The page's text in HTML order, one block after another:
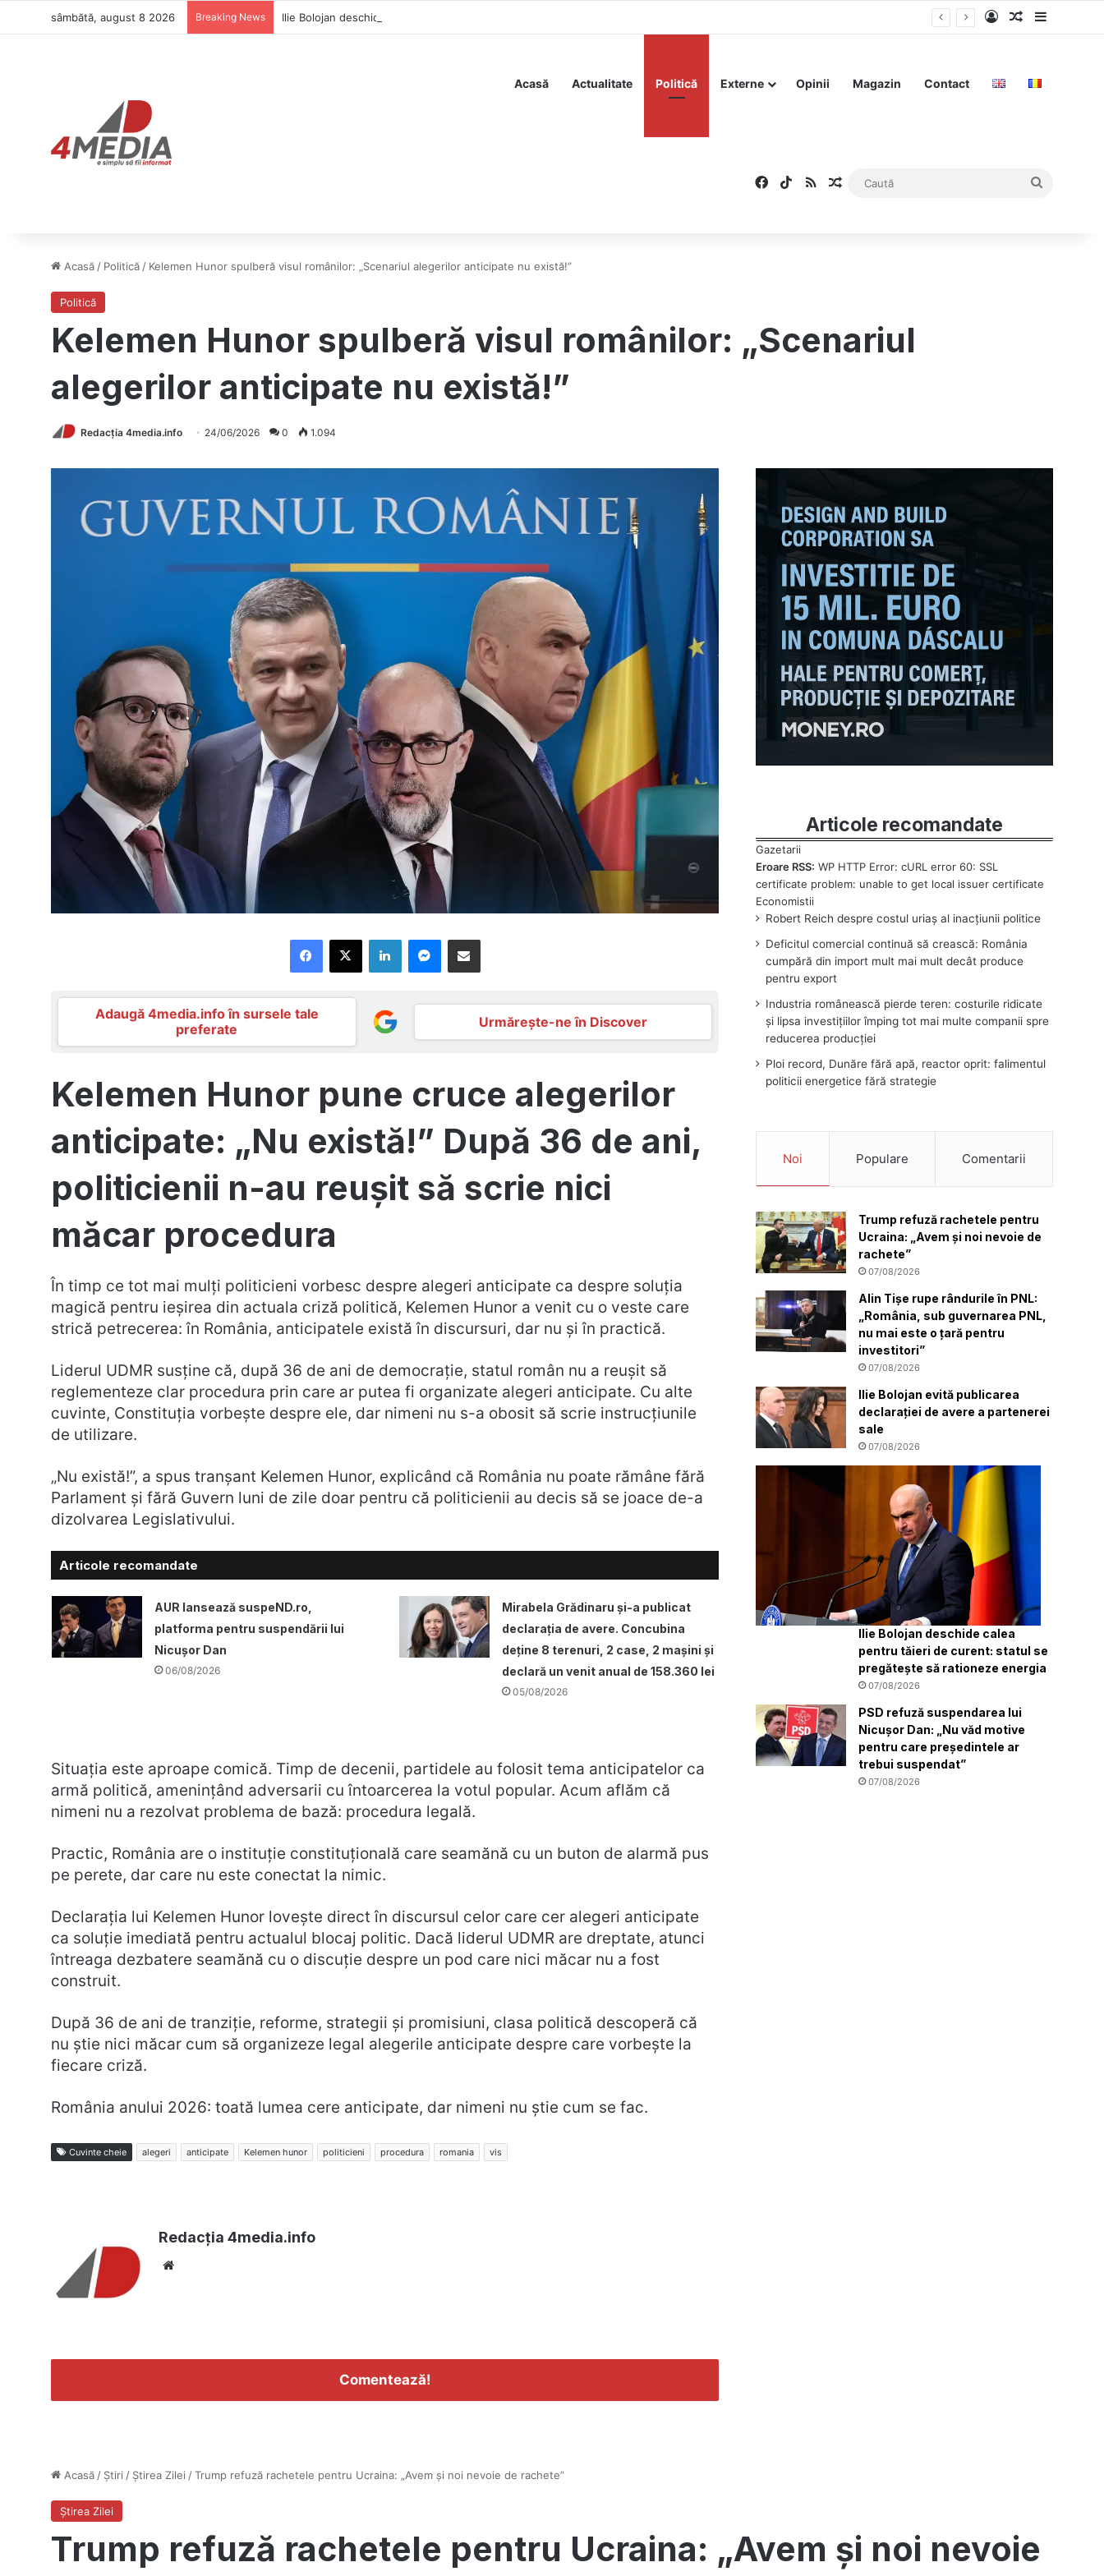
sâmbătă, august 8 2026 Breaking News Ilie Bolojan deschide calea pentru tăieri de curent: statul se pregătește să rationeze energia Log InArticolSidebar
Acasă Actualitate Politică Externe Opinii Magazin Contact
Facebook
TikTok
RSSArticol aleatoriu
Acasă / Politică / Kelemen Hunor spulberă visul românilor: „Scenariul alegerilor anticipate nu există!”
Politică
Kelemen Hunor spulberă visul românilor: „Scenariul
alegerilor anticipate nu există!”
Redacția 4media.info 24/06/2026 0 1.094
Facebook
X LinkedInMessenger
Distribuie prin mail
Adaugă 4media.info în sursele tale
preferate
Urmărește-ne în Discover
Kelemen Hunor pune cruce alegerilor
anticipate: „Nu există!” După 36 de ani,
politicienii n-au reușit să scrie nici
măcar procedura
În timp ce tot mai mulți politicieni vorbesc despre alegeri anticipate ca despre soluția
magică pentru ieșirea din actuala criză politică, Kelemen Hunor a venit cu o veste care
strică petrecerea: în România, anticipatele există în discursuri, dar nu și în practică.
Liderul UDMR susține că, după 36 de ani de democrație, statul român nu a reușit să
reglementeze clar procedura prin care ar putea fi organizate alegeri anticipate. Cu alte
cuvinte, Constituția vorbește despre ele, dar nimeni nu s-a obosit să scrie instrucțiunile
de utilizare.
„Nu există!”, a spus tranșant Kelemen Hunor, explicând că România nu poate rămâne fără
Parlament și fără Guvern luni de zile doar pentru că politicienii au decis să se joace de-a
dizolvarea Legislativului.
Articole recomandate
AUR lansează suspeND.ro,
platforma pentru suspendării lui
Nicușor Dan
06/08/2026
Mirabela Grădinaru și-a publicat
declarația de avere. Concubina
deține 8 terenuri, 2 case, 2 mașini și
declară un venit anual de 158.360 lei
05/08/2026
Situația este aproape comică. Timp de decenii, partidele au folosit tema anticipatelor ca
armă politică, amenințând adversarii cu întoarcerea la votul popular. Acum aflăm că
nimeni nu a rezolvat problema de bază: procedura legală.
Practic, România are o instituție constituțională care seamănă cu un buton de alarmă pus
pe perete, dar care nu este conectat la nimic.
Declarația lui Kelemen Hunor lovește direct în discursul celor care cer alegeri anticipate
ca soluție imediată pentru actualul blocaj politic. Dacă liderul UDMR are dreptate, atunci
întreaga dezbatere seamănă cu o discuție despre un pod care nici măcar nu a fost
construit.
După 36 de ani de tranziție, reforme, strategii și promisiuni, clasa politică descoperă că
nu știe nici măcar cum să organizeze legal alegerile anticipate despre care vorbește la
fiecare criză.
România anului 2026: toată lumea cere anticipate, dar nimeni nu știe cum se fac.
Cuvinte cheie alegeri anticipate Kelemen hunor politicieni procedura romania vis
Redacția 4media.info
Comentează!
Articole recomandate
Eroare RSS: WP HTTP Error: cURL error 60: SSL
certificate problem: unable to get local issuer certificate
Robert Reich despre costul uriaș al inacțiunii politice
Deficitul comercial continuă să crească: România
cumpără din import mult mai mult decât produce
pentru export
Industria românească pierde teren: costurile ridicate
și lipsa investițiilor împing tot mai multe companii spre
reducerea producției
Ploi record, Dunăre fără apă, reactor oprit: falimentul
politicii energetice fără strategie
Noi Populare Comentarii
Trump refuză rachetele pentru
Ucraina: „Avem și noi nevoie de
rachete”
07/08/2026
Alin Tișe rupe rândurile în PNL:
„România, sub guvernarea PNL,
nu mai este o țară pentru
investitori”
07/08/2026
Ilie Bolojan evită publicarea
declarației de avere a partenerei
sale
07/08/2026
Ilie Bolojan deschide calea
pentru tăieri de curent: statul se
pregătește să rationeze energia
07/08/2026
PSD refuză suspendarea lui
Nicușor Dan: „Nu văd motive
pentru care președintele ar
trebui suspendat”
07/08/2026